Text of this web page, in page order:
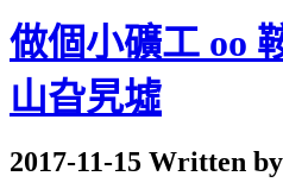
做個小礦工 oo
山旮旯墟
2017-11-15 Written